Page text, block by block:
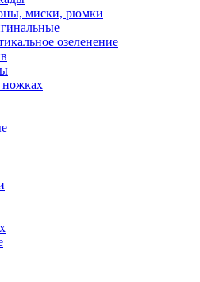
миски, рюмки
озеленение